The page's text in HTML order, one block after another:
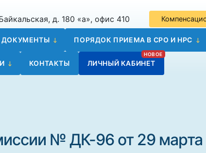
д. 180 «а», офис 410
ДОКУМЕНТЫ ПОРЯДОК ПРИЕМА В СРО И НРС
КОНТАКТЫ ЛИЧНЫЙ КАБИНЕТ
№ ДК-96 от 29 марта